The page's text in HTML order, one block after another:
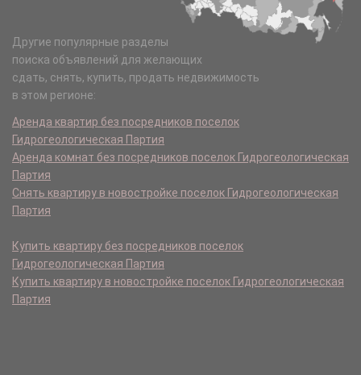
Другие популярные разделы
поиска объявлений для желающих
сдать, снять, купить, продать недвижимость
в этом регионе:
Аренда квартир без посредников поселок
Гидрогеологическая Партия
Аренда комнат без посредников поселок Гидрогеологическая
Партия
Снять квартиру в новостройке поселок Гидрогеологическая
Партия
Купить квартиру без посредников поселок
Гидрогеологическая Партия
Купить квартиру в новостройке поселок Гидрогеологическая
Партия